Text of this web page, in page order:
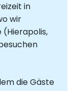
in
wir
die Gäste